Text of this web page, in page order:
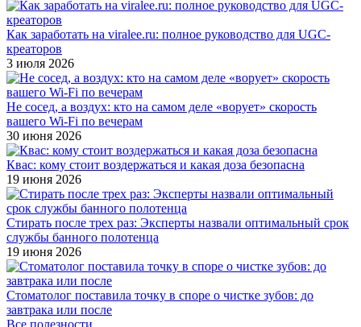
Как заработать на viralee.ru: полное руководство для UGC-
креаторов
3 июля 2026
Не сосед, а воздух: кто на самом деле «ворует» скорость
вашего Wi-Fi по вечерам
30 июня 2026
Квас: кому стоит воздержаться и какая доза безопасна
19 июня 2026
Стирать после трех раз: Эксперты назвали оптимальный срок
службы банного полотенца
19 июня 2026
Стоматолог поставила точку в споре о чистке зубов: до
завтрака или после